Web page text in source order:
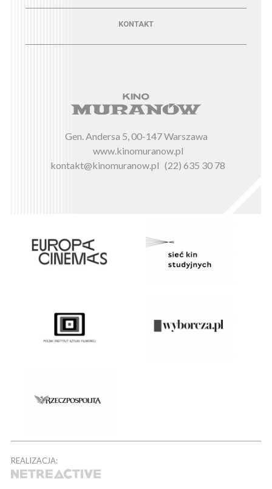
KONTAKT
Gen. Andersa 5, 00-147 Warszawa
www.kinomuranow.pl
kontakt@kinomuranow.pl (22) 635 30 78
REALIZACJA: